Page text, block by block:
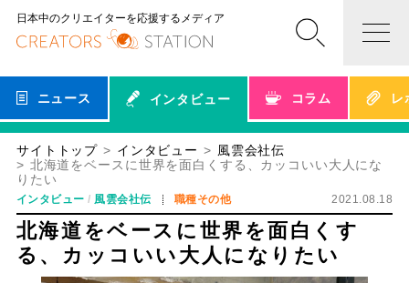
日本中のクリエイターを応援するメディア
ニュース インタビュー コラム レ
サイトトップ インタビュー
風雲会社伝
北海道をベースに世界を面白くする、カッコいい大人にな
りたい
インタビュー 風雲会社伝 職種その他 2021.08.18
北海道をベースに世界を面白くす
る、カッコいい大人になりたい